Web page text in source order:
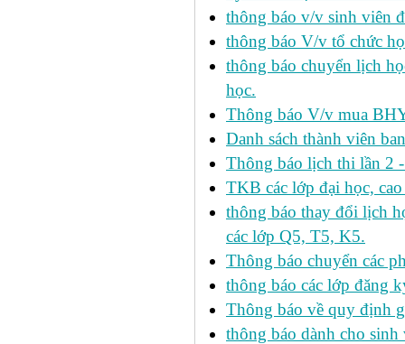
thông báo v/v sinh viên
thông báo V/v tổ chức
thông báo chuyển lịch
học.
Thông báo V/v mua
Danh sách thành viên
Thông báo lịch thi lần 2
TKB các lớp đại học,
thông báo thay đổi lịch
các lớp Q5, T5, K5.
Thông báo chuyển các
thông báo các lớp đăng
Thông báo về quy định
thông báo dành cho